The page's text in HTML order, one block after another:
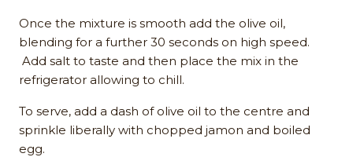
Once the mixture is smooth add the olive oil,
blending for a further 30 seconds on high speed.
Add salt to taste and then place the mix in the
refrigerator allowing to chill.
To serve, add a dash of olive oil to the centre and
sprinkle liberally with chopped jamon and boiled
egg.